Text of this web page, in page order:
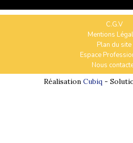
C.G.V
Mentions
Plan du site
Espace
Nous
Réalisation Cubiq-